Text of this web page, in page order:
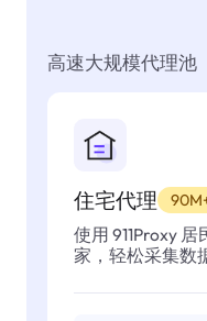
高速大规模代理池
住宅代理
使用 911Proxy
家，轻松采集数